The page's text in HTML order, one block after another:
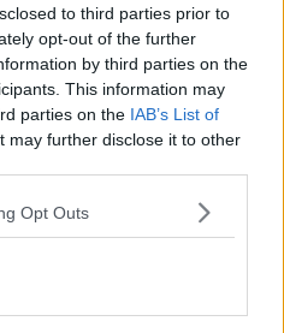
to third parties prior to
opt-out of the further
by third parties on the
This information may
parties on the IAB’s List of
may further disclose it to other
Opt Outs
unite nel ricordo
i contributi alle famiglie
pagamento del quinto
di Massa